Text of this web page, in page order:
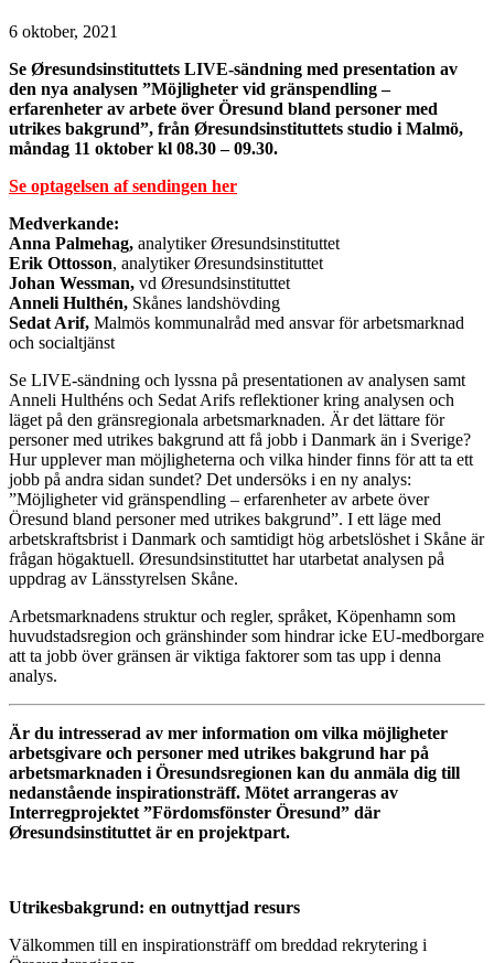
6 oktober, 2021
Se Øresundsinstituttets LIVE-sändning med presentation av
den nya analysen ”Möjligheter vid gränspendling –
erfarenheter av arbete över Öresund bland personer med
utrikes bakgrund”, från Øresundsinstituttets studio i Malmö,
måndag 11 oktober kl 08.30 – 09.30.
Se optagelsen af sendingen her
Medverkande:
Anna Palmehag, analytiker Øresundsinstituttet
Erik Ottosson, analytiker Øresundsinstituttet
Johan Wessman, vd Øresundsinstituttet
Anneli Hulthén, Skånes landshövding
Sedat Arif, Malmös kommunalråd med ansvar för arbetsmarknad
och socialtjänst
Se LIVE-sändning och lyssna på presentationen av analysen samt
Anneli Hulthéns och Sedat Arifs reflektioner kring analysen och
läget på den gränsregionala arbetsmarknaden. Är det lättare för
personer med utrikes bakgrund att få jobb i Danmark än i Sverige?
Hur upplever man möjligheterna och vilka hinder finns för att ta ett
jobb på andra sidan sundet? Det undersöks i en ny analys:
”Möjligheter vid gränspendling – erfarenheter av arbete över
Öresund bland personer med utrikes bakgrund”. I ett läge med
arbetskraftsbrist i Danmark och samtidigt hög arbetslöshet i Skåne är
frågan högaktuell. Øresundsinstituttet har utarbetat analysen på
uppdrag av Länsstyrelsen Skåne.
Arbetsmarknadens struktur och regler, språket, Köpenhamn som
huvudstadsregion och gränshinder som hindrar icke EU-medborgare
att ta jobb över gränsen är viktiga faktorer som tas upp i denna
analys.
Är du intresserad av mer information om vilka möjligheter
arbetsgivare och personer med utrikes bakgrund har på
arbetsmarknaden i Öresundsregionen kan du anmäla dig till
nedanstående inspirationsträff. Mötet arrangeras av
Interregprojektet ”Fördomsfönster Öresund” där
Øresundsinstituttet är en projektpart.
Utrikesbakgrund: en outnyttjad resurs
Välkommen till en inspirationsträff om breddad rekrytering i